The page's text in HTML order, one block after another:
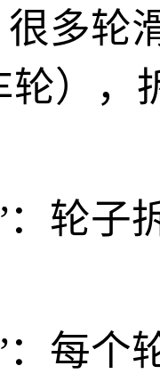
很多轮
轮），
：轮子
：每个